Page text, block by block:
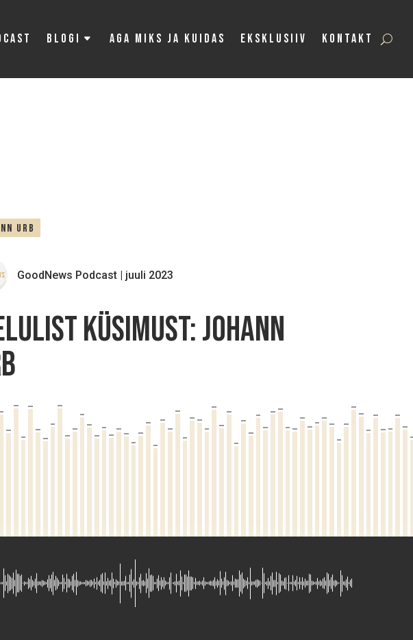
Blogi Aga Miks ja Kuidas Eksklusiiv Kontakt
URB
GoodNews Podcast | juuli 2023
KÜSIMUST: Johann